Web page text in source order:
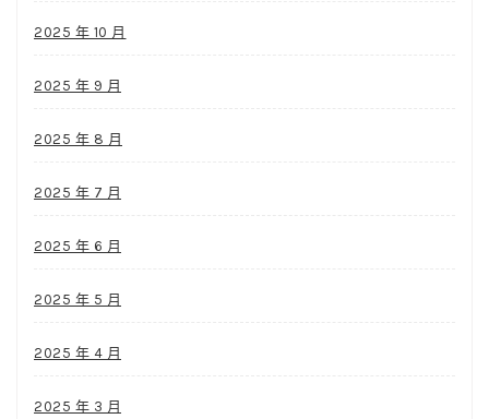
2025 年 10 月
2025 年 9 月
2025 年 8 月
2025 年 7 月
2025 年 6 月
2025 年 5 月
2025 年 4 月
2025 年 3 月